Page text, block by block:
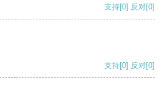
支持[0] 反对[0]
支持[0] 反对[0]